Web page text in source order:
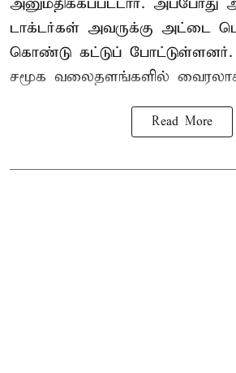
அனுமதிக்கப்பட்டார். அப்போது
டாக்டர்கள் அவருக்கு அட்டை
கொண்டு கட்டுப்
சமூக வலைதளங்களில் வைரலாகி
Read More